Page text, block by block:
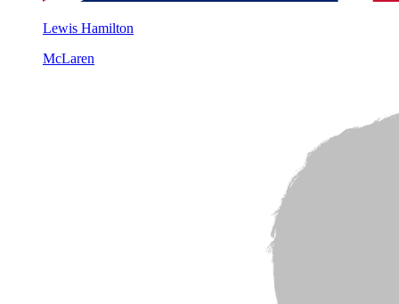
Lewis Hamilton
McLaren